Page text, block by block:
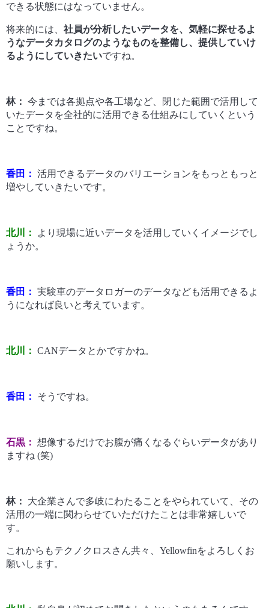
できる状態にはなっていません。
将来的には、 社員が分析したいデータを、気軽に探せるよ
うなデータカタログのようなものを整備し、提供していけ
るようにしていきたいですね。
林： 今までは各拠点や各工場など、閉じた範囲で活用して
いたデータを全社的に活用できる仕組みにしていくという
ことですね。
香田： 活用できるデータのバリエーションをもっともっと
増やしていきたいです。
北川：
より現場に近いデータを活用していくイメージでし
ょうか。
香田： 実験車のデータロガーのデータなども活用できるよ
うになれば良いと考えています。
北川： CANデータとかですかね。
香田： そうですね。
石黒： 想像するだけでお腹が痛くなるぐらいデータがあり
ますね (笑)
林：
大企業さんで多岐にわたることをやられていて、その
活用の一端に関わらせていただけたことは非常嬉しいで
す。
これからもテクノクロスさん共々、Yellowfinをよろしくお
願いします。